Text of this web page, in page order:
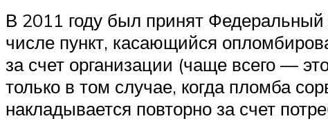
В 2011 году был принят Федеральный
числе пункт, касающийся
за счет организации (чаще всего —
только в том случае, когда пломба
накладывается повторно за счет